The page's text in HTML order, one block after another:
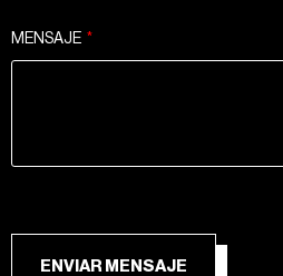
MENSAJE
ENVIAR MENSAJE